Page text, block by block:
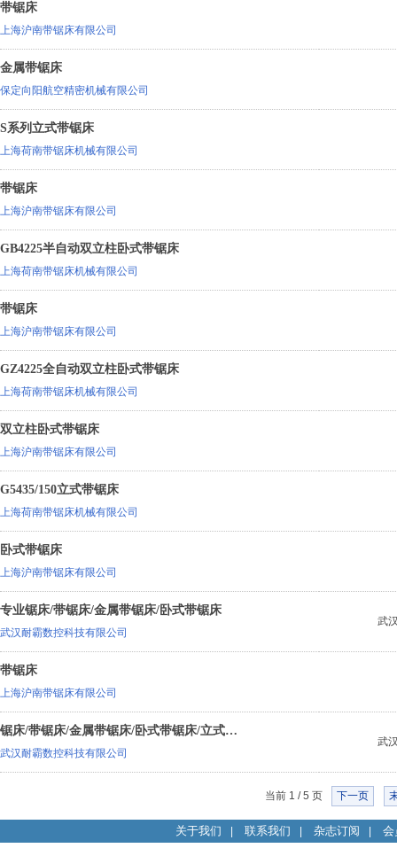
带锯床
上海沪南带锯床有限公司
金属带锯床
保定向阳航空精密机械有限公司
S系列立式带锯床
上海荷南带锯床机械有限公司
带锯床
上海沪南带锯床有限公司
GB4225半自动双立柱卧式带锯床
上海荷南带锯床机械有限公司
带锯床
上海沪南带锯床有限公司
GZ4225全自动双立柱卧式带锯床
上海荷南带锯床机械有限公司
双立柱卧式带锯床
上海沪南带锯床有限公司
G5435/150立式带锯床
上海荷南带锯床机械有限公司
卧式带锯床
上海沪南带锯床有限公司
专业锯床/带锯床/金属带锯床/卧式带锯床
武汉耐霸数控科技有限公司
武
带锯床
上海沪南带锯床有限公司
锯床/带锯床/金属带锯床/卧式带锯床/立式锯床耐霸GZ4228
武汉耐霸数控科技有限公司
武
当前 1 / 5 页 下一页
关于我们 联系我们 杂志订阅 会